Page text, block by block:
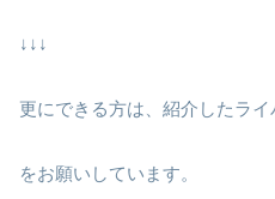
↓↓↓
更にできる方は、紹介したライ
をお願いしています。